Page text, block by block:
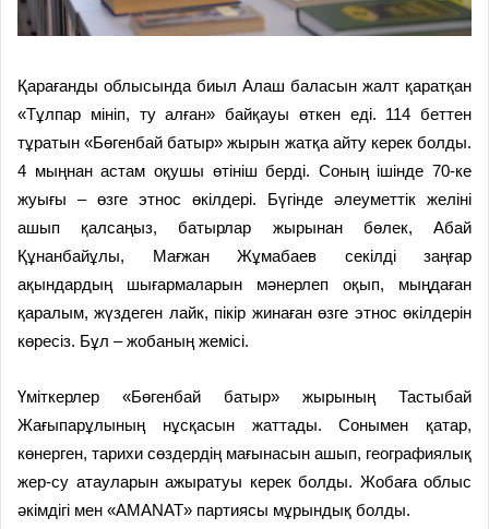
Қарағанды облысында биыл Алаш баласын жалт қаратқан
«Тұлпар мініп, ту алған» байқауы өткен еді. 114 беттен
тұратын «Бөгенбай батыр» жырын жатқа айту керек болды.
4 мыңнан астам оқушы өтініш берді. Соның ішінде 70-ке
жуығы – өзге этнос өкілдері. Бүгінде әлеуметтік желіні
ашып қалсаңыз, батырлар жырынан бөлек, Абай
Құнанбайұлы, Мағжан Жұмабаев секілді заңғар
ақындардың шығармаларын мәнерлеп оқып, мыңдаған
қаралым, жүздеген лайк, пікір жинаған өзге этнос өкілдерін
көресіз. Бұл – жобаның жемісі.
Үміткерлер «Бөгенбай батыр» жырының Тастыбай
Жағыпарұлының нұсқасын жаттады. Сонымен қатар,
көнерген, тарихи сөздердің мағынасын ашып, географиялық
жер-су атауларын ажыратуы керек болды. Жобаға облыс
әкімдігі мен «AMANAT» партиясы мұрындық болды.